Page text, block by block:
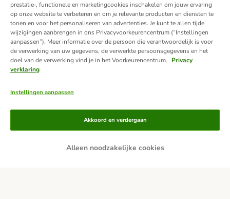
Betaalmethoden
Achteraf betalen
prestatie-, functionele en marketingcookies inschakelen om jouw ervaring
op onze website te verbeteren en om je relevante producten en diensten te
tonen en voor het personaliseren van advertenties. Je kunt te allen tijde
wijzigingen aanbrengen in ons Privacyvoorkeurencentrum (“Instellingen
aanpassen”). Meer informatie over de persoon die verantwoordelijk is voor
de verwerking van uw gegevens, de verwerkte persoonsgegevens en het
doel van de verwerking vind je in het Voorkeurencentrum.
Privacy
verklaring
Instellingen aanpassen
Alleen noodzakelijke cookies
Akkoord en verdergaan